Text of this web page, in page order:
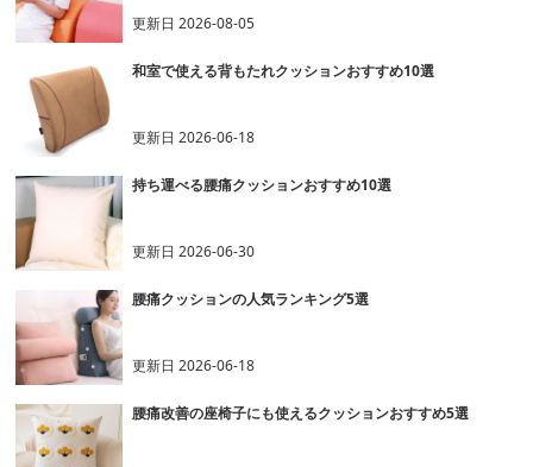
更新日2026-08-05
和室で使える背もたれクッションおすすめ10選
更新日2026-06-18
持ち運べる腰痛クッションおすすめ10選
更新日2026-06-30
腰痛クッションの人気ランキング5選
更新日2026-06-18
腰痛改善の座椅子にも使えるクッションおすすめ5選